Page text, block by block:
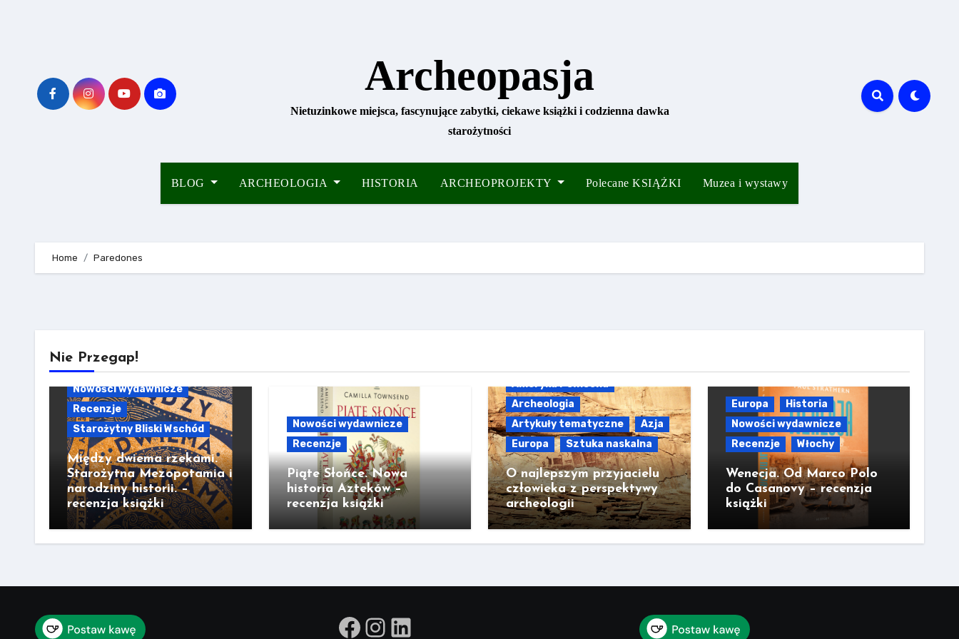
Archeopasja
Nietuzinkowe miejsca, fascynujące zabytki, ciekawe książki i codzienna dawka
starożytności
BLOG ARCHEOLOGIA HISTORIA ARCHEOPROJEKTY Polecane KSIĄŻKI Muzea i wystawy
Home Paredones
Nie Przegap!
Nowości wydawnicze
Recenzje
Starożytny Bliski Wschód
Między dwiema rzekami.
Starożytna Mezopotamia i
narodziny historii. –
recenzja książki
Nowości wydawnicze
Recenzje
Piąte Słońce. Nowa
historia Azteków –
recenzja książki
Ameryka Północna
Archeologia
Artykuły tematyczne
Azja
Europa
Sztuka naskalna
O najlepszym przyjacielu
człowieka z perspektywy
archeologii
Europa
Historia
Nowości wydawnicze
Recenzje
Włochy
Wenecja. Od Marco Polo
do Casanovy – recenzja
książki
Facebook
Instagram
LinkedIn